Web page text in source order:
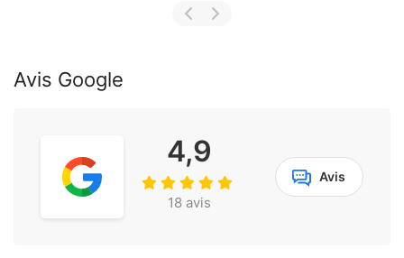
Avis Google
4,9
18 avis
Avis